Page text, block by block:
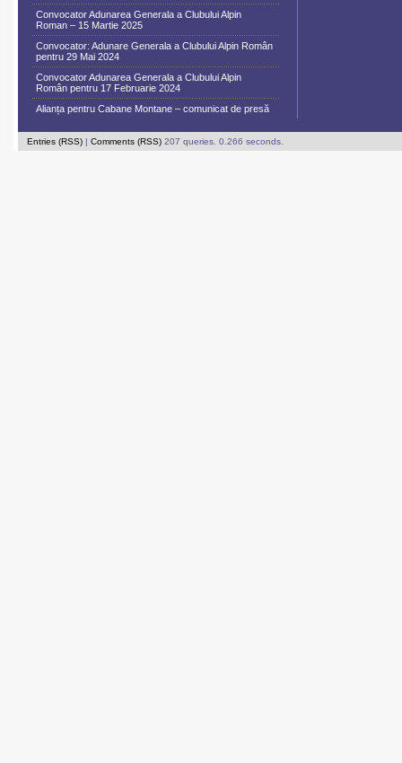
Convocator Adunarea Generala a Clubului Alpin
Roman – 15 Martie 2025
Convocator: Adunare Generala a Clubului Alpin Român
pentru 29 Mai 2024
Convocator Adunarea Generala a Clubului Alpin
Român pentru 17 Februarie 2024
Alianța pentru Cabane Montane – comunicat de presă
Entries (RSS) | Comments (RSS) 207 queries. 0.266 seconds.